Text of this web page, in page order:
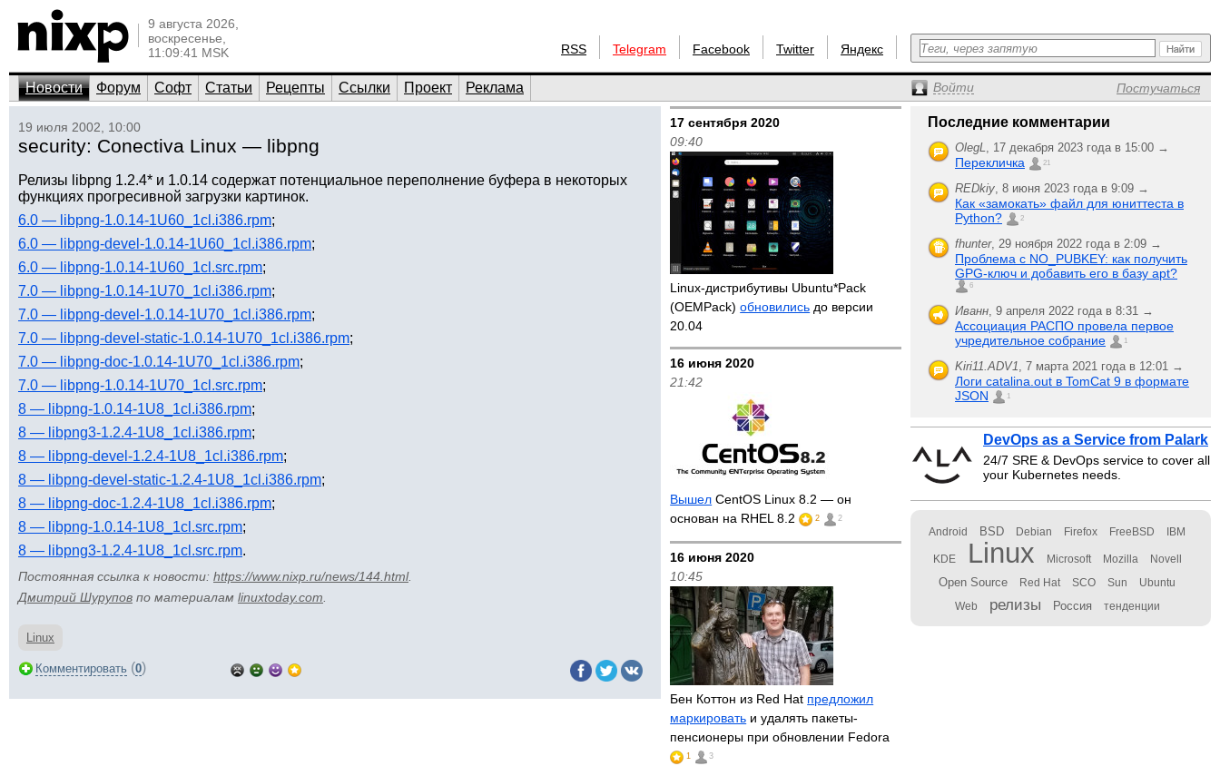
9 августа 2026,
воскресенье,
11:09:41 MSK
RSS Telegram Facebook Twitter Яндекс
Новости Форум Софт Статьи Рецепты Ссылки Проект Реклама Войти Постучаться
19 июля 2002, 10:00
security: Conectiva Linux — libpng
Релизы libpng 1.2.4* и 1.0.14 содержат потенциальное переполнение буфера в некоторых
функциях прогресивной загрузки картинок.
6.0 — libpng-1.0.14-1U60_1cl.i386.rpm;
6.0 — libpng-devel-1.0.14-1U60_1cl.i386.rpm;
6.0 — libpng-1.0.14-1U60_1cl.src.rpm;
7.0 — libpng-1.0.14-1U70_1cl.i386.rpm;
7.0 — libpng-devel-1.0.14-1U70_1cl.i386.rpm;
7.0 — libpng-devel-static-1.0.14-1U70_1cl.i386.rpm;
7.0 — libpng-doc-1.0.14-1U70_1cl.i386.rpm;
7.0 — libpng-1.0.14-1U70_1cl.src.rpm;
8 — libpng-1.0.14-1U8_1cl.i386.rpm;
8 — libpng3-1.2.4-1U8_1cl.i386.rpm;
8 — libpng-devel-1.2.4-1U8_1cl.i386.rpm;
8 — libpng-devel-static-1.2.4-1U8_1cl.i386.rpm;
8 — libpng-doc-1.2.4-1U8_1cl.i386.rpm;
8 — libpng-1.0.14-1U8_1cl.src.rpm;
8 — libpng3-1.2.4-1U8_1cl.src.rpm.
Постоянная ссылка к новости: https://www.nixp.ru/news/144.html.
Дмитрий Шурупов по материалам linuxtoday.com
Linux
Комментировать (0)
17 сентября 2020
09:40
Linux-дистрибутивы Ubuntu*Pack
(OEMPack)обновились до версии
20.04
16 июня 2020
21:42
Вышел CentOS Linux 8.2 — он
основан на RHEL 8.2
2 2
16 июня 2020
10:45
Бен Коттон из Red Hat предложил
маркировать и удалять пакеты-
пенсионеры при обновлении Fedora
1 3
Последние комментарии
OlegL, 17 декабря 2023 года в 15:00 →
Перекличка 21
REDkiy, 8 июня 2023 года в 9:09 →
Как «замокать» файл для юниттеста в
Python?
2
fhunter, 29 ноября 2022 года в 2:09 →
Проблема с NO_PUBKEY: как получить
GPG-ключ и добавить его в базу apt?
6
Иванн, 9 апреля 2022 года в 8:31 →
Ассоциация РАСПО провела первое
учредительное собрание
1
Kiri11.ADV1, 7 марта 2021 года в 12:01 →
Логи catalina.out в TomCat 9 в формате
JSON
1
DevOps as a Service from Palark
24/7 SRE & DevOps service to cover all
your Kubernetes needs.
Android BSD Debian Firefox FreeBSD IBM
KDE Linux Microsoft Mozilla Novell
Open Source Red Hat SCO Sun Ubuntu
Web релизы Россия тенденции